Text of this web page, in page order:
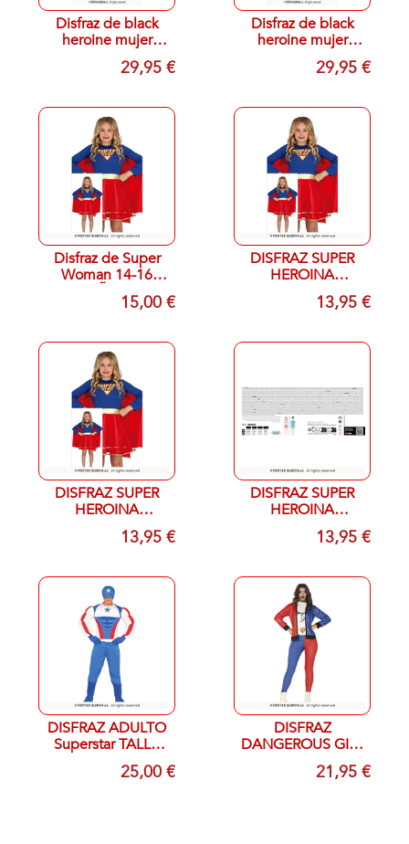
Disfraz de black
heroine mujer
batgirl tallas 42-44
29,95 €
Disfraz de black
heroine mujer
batgirl tallas 38-40
29,95 €
Disfraz de Super
Woman 14-16
AÑOS15,00 €
DISFRAZ SUPER
HEROINA
INFANTIL Guirca
10-12 AÑOS13,95 €
DISFRAZ SUPER
HEROINA
INFANTIL Guirca 7-
9 AÑOS13,95 €
DISFRAZ SUPER
HEROINA
INFANTIL Guirca 5-
6 AÑOS13,95 €
DISFRAZ ADULTO
Superstar TALLA
48-50/M25,00 €
DISFRAZ
DANGEROUS GIRL
21,95 €